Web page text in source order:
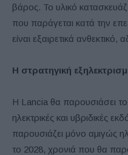
βάρος. Το υλικό
που παράγεται κατά την
είναι εξαιρετικά
Η στρατηγική
Η Lancia θα παρουσιάσει
ηλεκτρικές και υβριδικές
παρουσιάζει μόνο αμιγώς
το 2028, χρονιά που θα